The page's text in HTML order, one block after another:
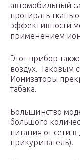
автомобильный
протирать
эффективности
применением
Этот прибор
воздух. Таковым
Ионизаторы
табака.
Большинство
большого
питания от сети
прикуриватель).